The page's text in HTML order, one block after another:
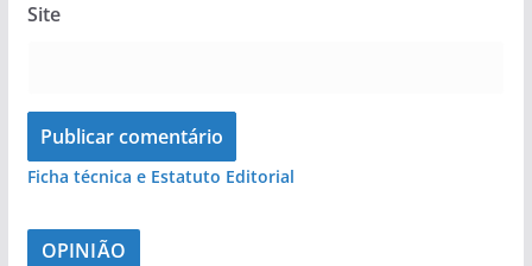
Site
Ficha técnica e Estatuto Editorial
OPINIÃO